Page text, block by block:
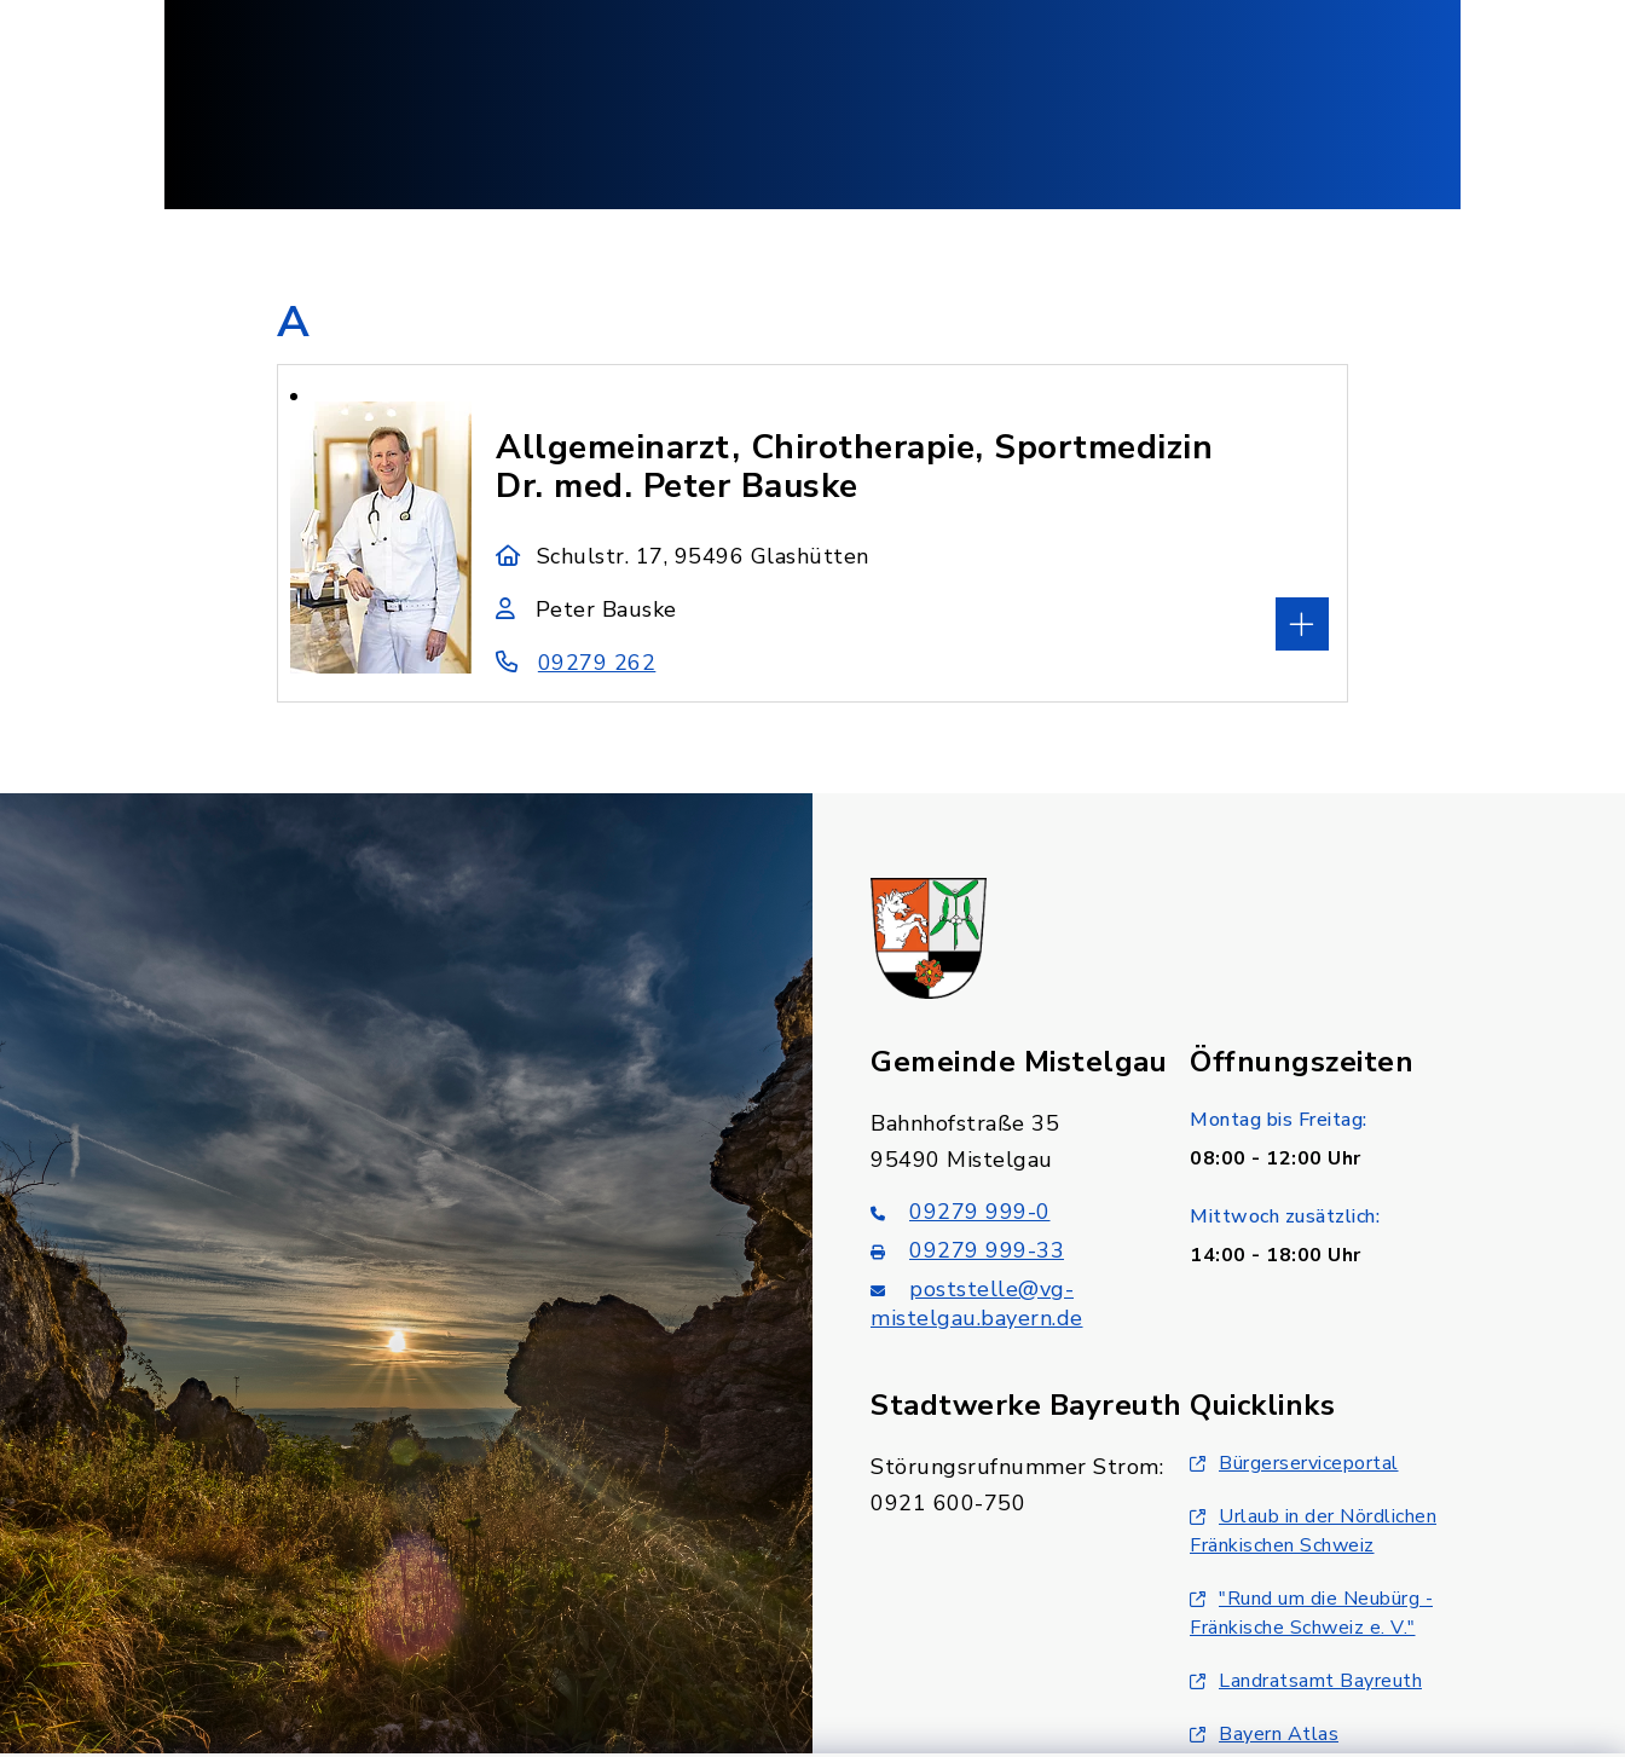
A
Allgemeinarzt, Chirotherapie, Sportmedizin
Dr. med. Peter Bauske
Schulstr. 17, 95496 Glashütten
Peter Bauske
09279 262
Gemeinde Mistelgau
Bahnhofstraße 35
95490 Mistelgau
09279 999-0
09279 999-33
poststelle@vg-
mistelgau.bayern.de
Öffnungszeiten
Montag bis Freitag:
08:00 - 12:00 Uhr
Mittwoch zusätzlich:
14:00 - 18:00 Uhr
Stadtwerke Bayreuth
Störungsrufnummer Strom:
0921 600-750
Quicklinks
Bürgerserviceportal
Urlaub in der Nördlichen
Fränkischen Schweiz
"Rund um die Neubürg -
Fränkische Schweiz e. V."
Landratsamt Bayreuth
Bayern Atlas